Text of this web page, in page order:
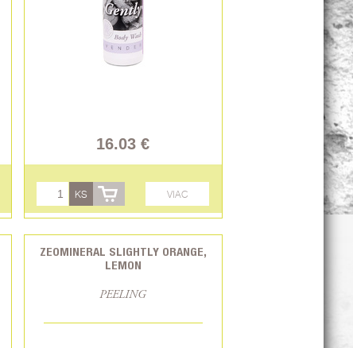
16.03 €
KS VIAC
ZEOMINERAL SLIGHTLY ORANGE,
LEMON
PEELING